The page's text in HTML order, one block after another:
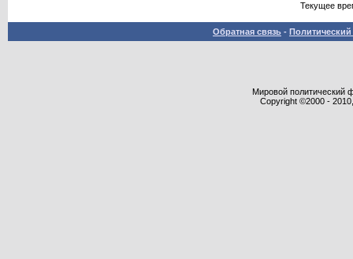
Текущее
Обратная связь -
Мировой политический
Copyright ©2000 -